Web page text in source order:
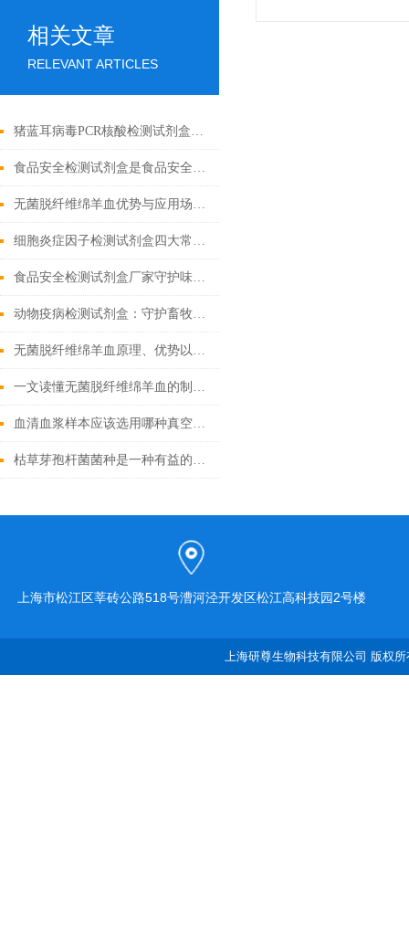
相关文章
RELEVANT ARTICLES
猪蓝耳病毒PCR核酸检测试剂盒基础科普
食品安全检测试剂盒是食品安全领域的重要工具
无菌脱纤维绵羊血优势与应用场景汇总
细胞炎症因子检测试剂盒四大常见问题解决办法
食品安全检测试剂盒厂家守护味蕾的守护者
动物疫病检测试剂盒：守护畜牧业健康
无菌脱纤维绵羊血原理、优势以及应用前景
一文读懂无菌脱纤维绵羊血的制备工艺
血清血浆样本应该选用哪种真空采血管收集？
枯草芽孢杆菌菌种是一种有益的土壤微生物
上海市松江区莘砖公路518号漕河泾开发区松江高科技园2号楼
上海研尊生物科技有限公司 版权